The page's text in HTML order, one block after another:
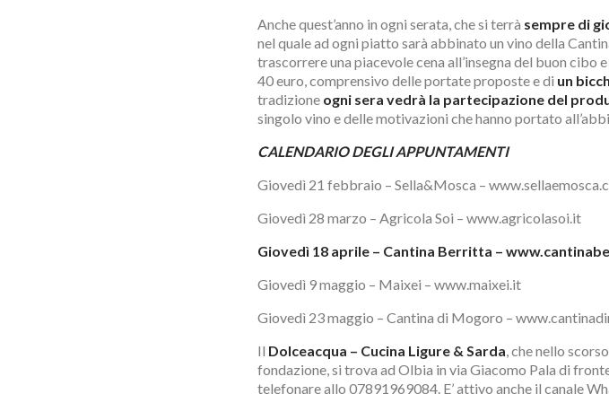
Anche quest’anno in ogni serata, che si terrà sempre di
nel quale ad ogni piatto sarà abbinato un vino della
trascorrere una piacevole cena all’insegna del buon cibo
40 euro, comprensivo delle portate proposte e di un
tradizione ogni sera vedrà la partecipazione del
singolo vino e delle motivazioni che hanno portato
CALENDARIO DEGLI APPUNTAMENTI
Giovedì 21 febbraio – Sella&Mosca –
Giovedì 28 marzo – Agricola Soi – www.agricolasoi.it
Giovedì 18 aprile – Cantina Berritta –
Giovedì 9 maggio – Maixei – www.maixei.it
Giovedì 23 maggio – Cantina di Mogoro –
Il Dolceacqua – Cucina Ligure & Sarda , che nello
fondazione, si trova ad Olbia in via Giacomo Pala di
telefonare allo 07891969084. E’ attivo anche il canale